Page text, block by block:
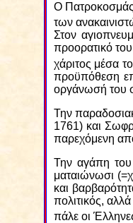
Ο Πατροκοσμάς
των
Στον
προορατικό
χάριτος μέσα
προϋπόθεση
οργάνωσή του
Την
1761) και
παρεχόμενη
Την αγάπη του
ματαιώνωσι
και
πολιτικός,
πάλε οι